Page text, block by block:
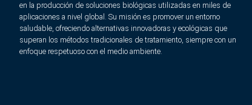
en la producción de soluciones biológicas utilizadas en miles de
aplicaciones a nivel global. Su misión es promover un entorno
saludable, ofreciendo alternativas innovadoras y ecológicas que
superan los métodos tradicionales de tratamiento, siempre con un
enfoque respetuoso con el medio ambiente.